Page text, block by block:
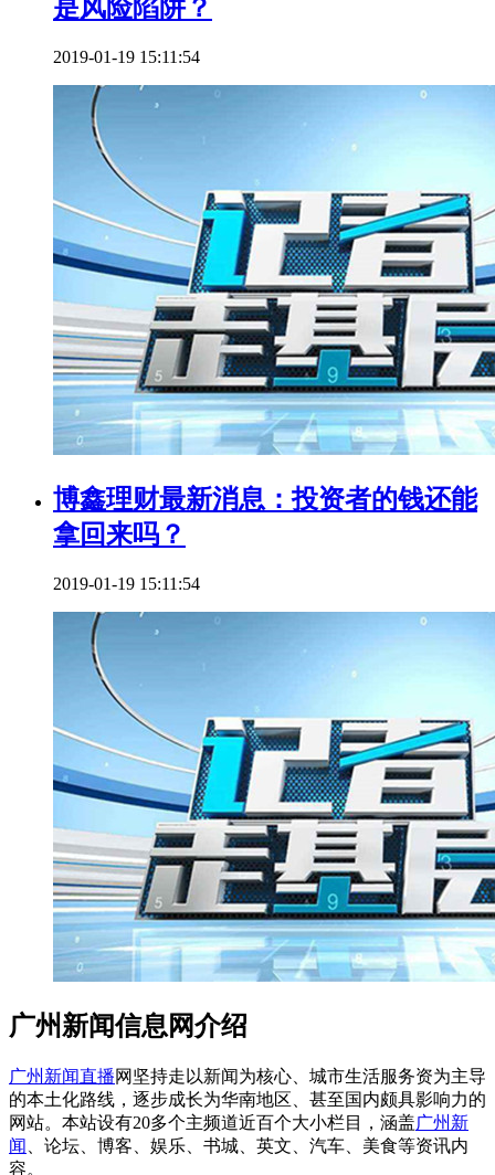
是风险陷阱？
2019-01-19 15:11:54
博鑫理财最新消息：投资者的钱还能
拿回来吗？
2019-01-19 15:11:54
广州新闻信息网介绍
广州新闻直播网坚持走以新闻为核心、城市生活服务资为主导
的本土化路线，逐步成长为华南地区、甚至国内颇具影响力的
网站。本站设有20多个主频道近百个大小栏目，涵盖广州新
闻
、论坛、博客、娱乐、书城、英文、汽车、美食等资讯内
容。